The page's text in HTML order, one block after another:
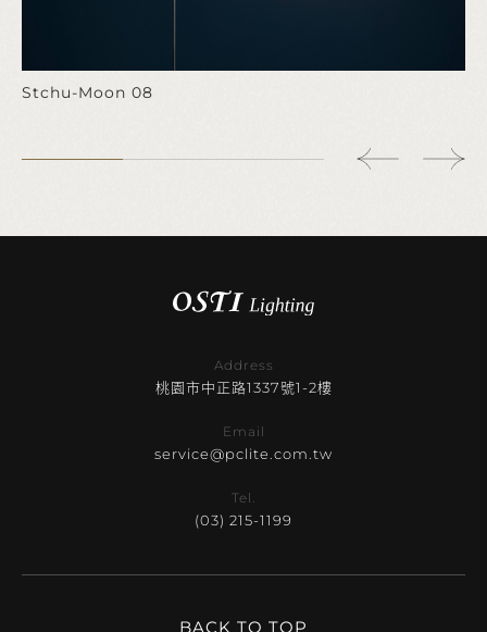
Stchu-Moon 08
Address
桃園市中正路1337號1-2樓
Email
service@pclite.com.tw
Tel.
(03) 215-1199
BACK TO TOP